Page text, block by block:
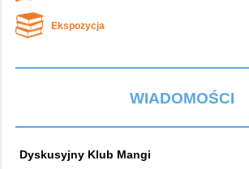
Ekspozycja
WIADOMOŚCI
Dyskusyjny Klub Mangi